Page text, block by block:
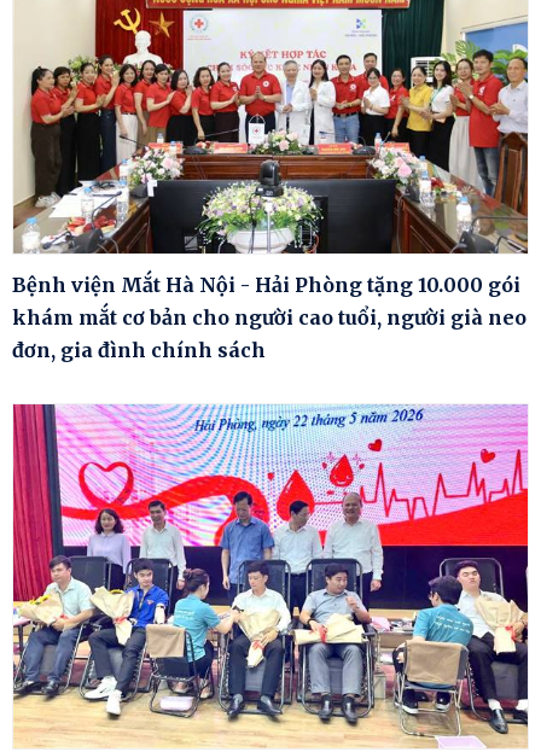
Bệnh viện Mắt Hà Nội - Hải Phòng tặng 10.000 gói
khám mắt cơ bản cho người cao tuổi, người già neo
đơn, gia đình chính sách